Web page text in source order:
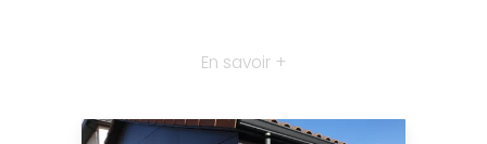
En savoir +